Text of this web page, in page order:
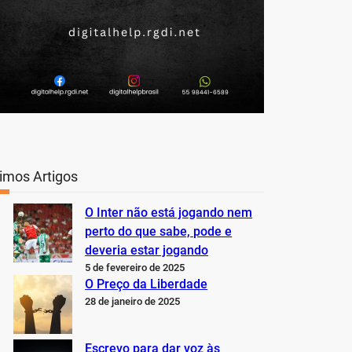
Artigos
O Inter não está jogando nem
perto do que sabe, pode e
deveria estar jogando
5 de fevereiro de 2025
O Preço da Liberdade
28 de janeiro de 2025
Escrevo para dar voz às